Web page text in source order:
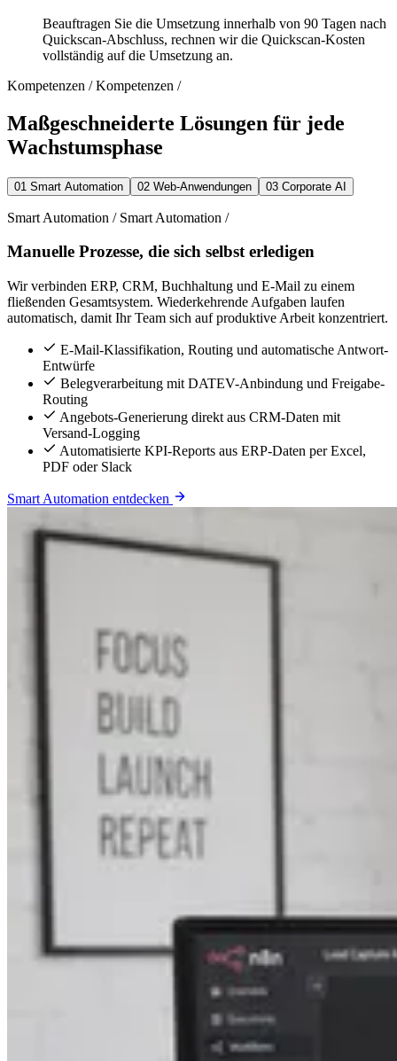
Beauftragen Sie die Umsetzung innerhalb von 90 Tagen nach
Quickscan-Abschluss, rechnen wir die Quickscan-Kosten
vollständig auf die Umsetzung an.
Kompetenzen / Kompetenzen /
Maßgeschneiderte Lösungen für jede
Wachstumsphase
01 Smart Automation 02 Web-Anwendungen 03 Corporate AI
Smart Automation / Smart Automation /
Manuelle Prozesse, die sich selbst erledigen
Wir verbinden ERP, CRM, Buchhaltung und E-Mail zu einem
fließenden Gesamtsystem. Wiederkehrende Aufgaben laufen
automatisch, damit Ihr Team sich auf produktive Arbeit konzentriert.
E-Mail-Klassifikation, Routing und automatische Antwort-
Entwürfe
Belegverarbeitung mit DATEV-Anbindung und Freigabe-
Routing
Angebots-Generierung direkt aus CRM-Daten mit
Versand-Logging
Automatisierte KPI-Reports aus ERP-Daten per Excel,
PDF oder Slack
Smart Automation entdecken